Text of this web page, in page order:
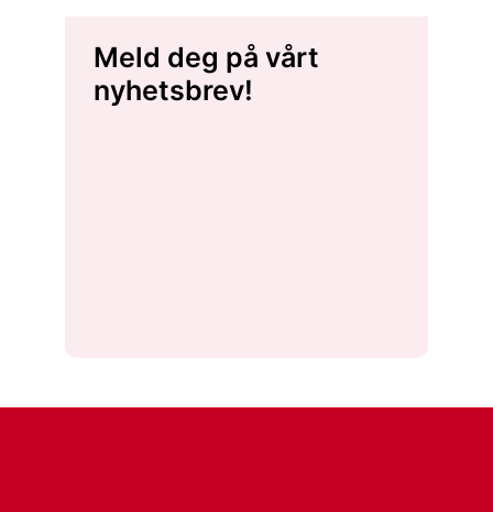
Meld deg på vårt
nyhetsbrev!